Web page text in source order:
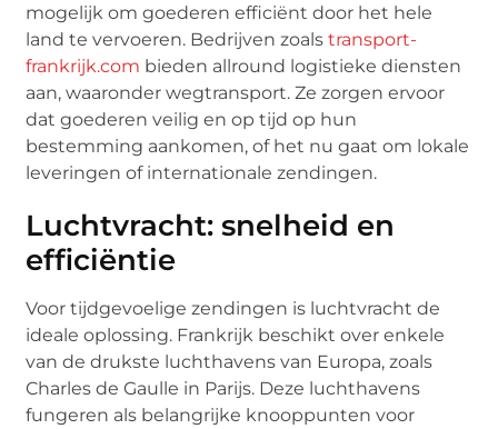
mogelijk om goederen efficiënt door het hele
land te vervoeren. Bedrijven zoalstransport-
frankrijk.com bieden allround logistieke diensten
aan, waaronder wegtransport. Ze zorgen ervoor
dat goederen veilig en op tijd op hun
bestemming aankomen, of het nu gaat om lokale
leveringen of internationale zendingen.
Luchtvracht: snelheid en
efficiëntie
Voor tijdgevoelige zendingen is luchtvracht de
ideale oplossing. Frankrijk beschikt over enkele
van de drukste luchthavens van Europa, zoals
Charles de Gaulle in Parijs. Deze luchthavens
fungeren als belangrijke knooppunten voor